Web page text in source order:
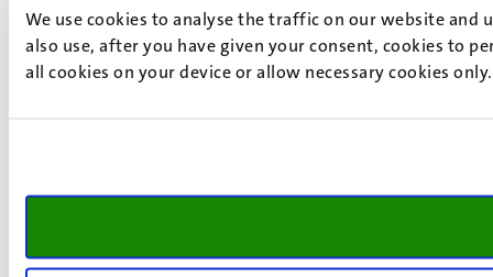
We use cookies to analyse the traffic on our website and
also use, after you have given your consent, cookies to
all cookies on your device or allow necessary cookies